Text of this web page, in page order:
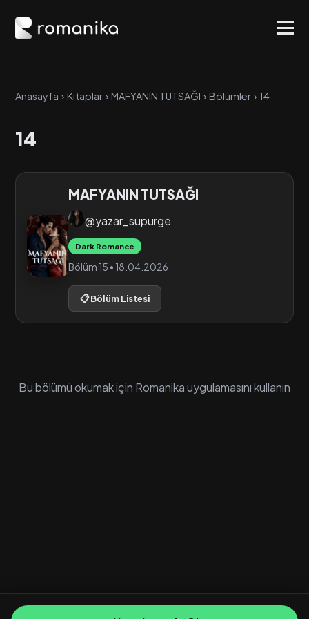
Anasayfa › Kitaplar › MAFYANIN TUTSAĞI › Bölümler › 14
14
MAFYANIN TUTSAĞI
@yazar_supurge
Dark Romance
Bölüm 15 • 18.04.2026
📋 Bölüm Listesi
Bu bölümü okumak için Romanika uygulamasını kullanın